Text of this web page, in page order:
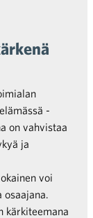
-
on vahvistaa
ja
voi
osaajana.
kärkiteemana